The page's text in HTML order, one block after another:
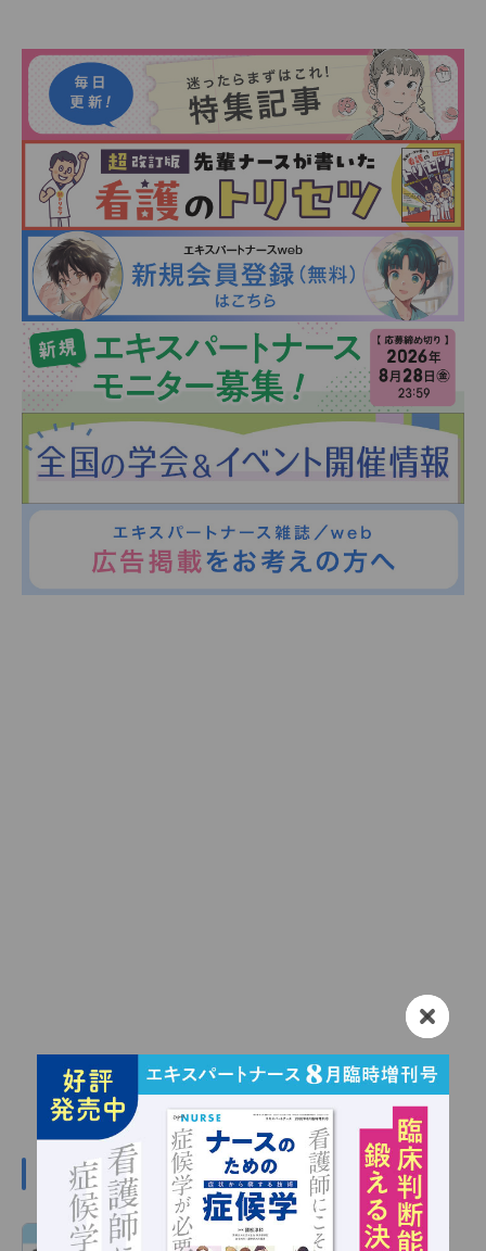
#不妊の関連記事
血液がんの化学療法による妊孕性低下の原